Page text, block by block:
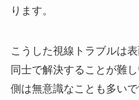
ります。
こうした視線トラブルは
同士で解決することが難
側は無意識なことも多い